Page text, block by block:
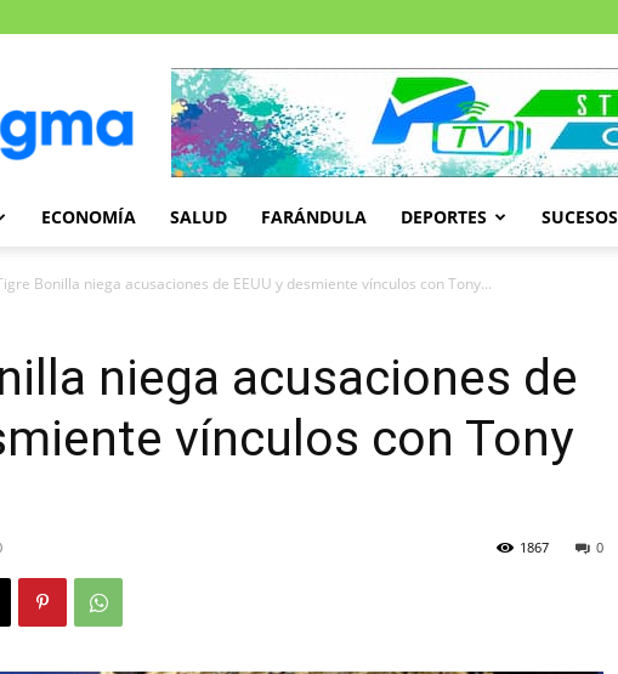
ECONOMÍA SALUD FARÁNDULA DEPORTES SUCESOS
Bonilla niega acusaciones de EEUU y desmiente vínculos con Tony...
niega acusaciones de
vínculos con Tony
0
1867